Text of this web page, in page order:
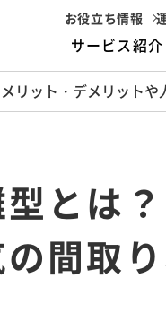
お役立ち情報
サービス紹介
housemarriage
リット・デメリット
とは
間取